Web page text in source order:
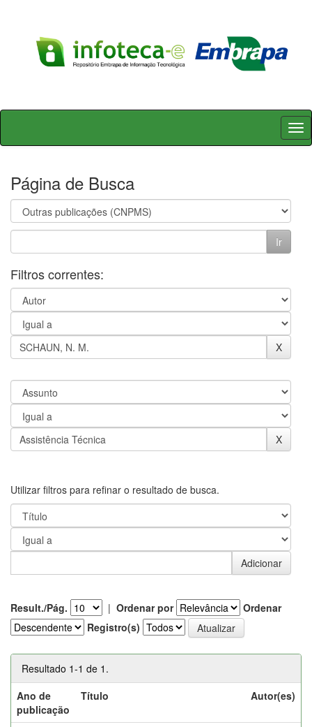
Skip
Página de Busca
Filtros correntes:
Utilizar filtros para refinar o resultado de busca.
Result./Pág. | Ordenar por
Ordenar
Registro(s)
Resultado 1-1 de 1.
Ano de
publicação
Título Autor(es)